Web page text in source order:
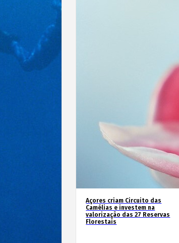
Açores criam Circuito das
Camélias e investem na
valorização das 27 Reservas
Florestais